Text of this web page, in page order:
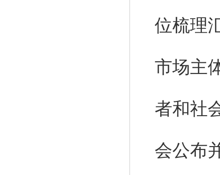
位梳理
市场主
者和社
会公布